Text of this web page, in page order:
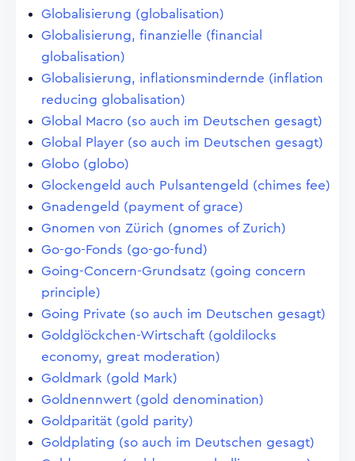
Globalisierung (globalisation)
Globalisierung, finanzielle (financial
globalisation)
Globalisierung, inflationsmindernde (inflation
reducing globalisation)
Global Macro (so auch im Deutschen gesagt)
Global Player (so auch im Deutschen gesagt)
Globo (globo)
Glockengeld auch Pulsantengeld (chimes fee)
Gnadengeld (payment of grace)
Gnomen von Zürich (gnomes of Zurich)
Go-go-Fonds (go-go-fund)
Going-Concern-Grundsatz (going concern
principle)
Going Private (so auch im Deutschen gesagt)
Goldglöckchen-Wirtschaft (goldilocks
economy, great moderation)
Goldmark (gold Mark)
Goldnennwert (gold denomination)
Goldparität (gold parity)
Goldplating (so auch im Deutschen gesagt)